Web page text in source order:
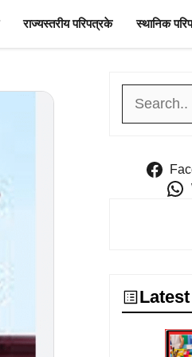
राज्यस्तरीय परिपत्रके स्थानिक